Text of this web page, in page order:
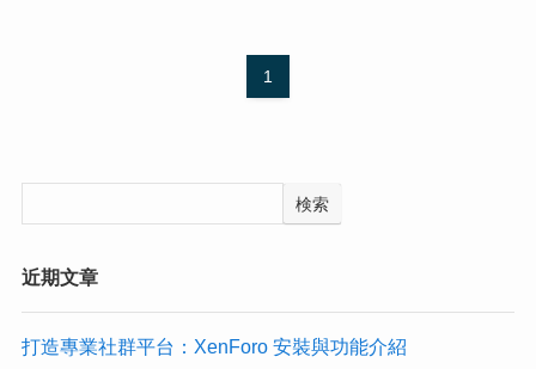
1
検索
近期文章
打造專業社群平台：XenForo 安裝與功能介紹